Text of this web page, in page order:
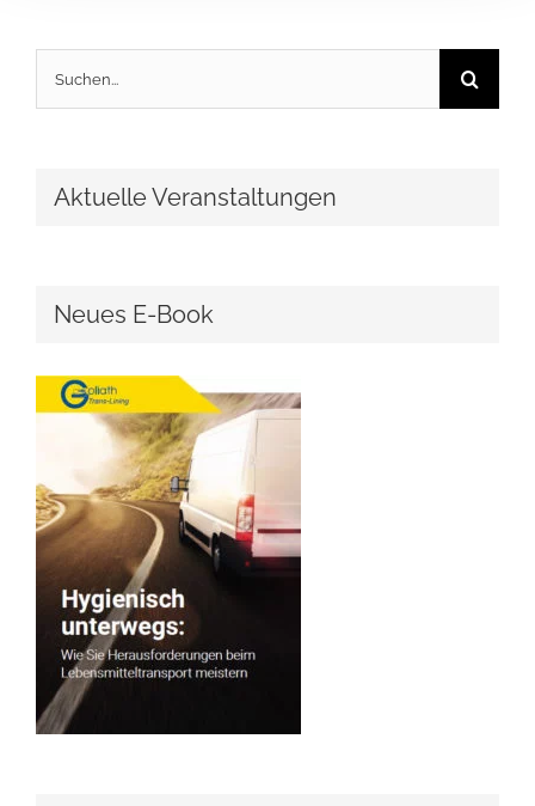
Suche
nach:
Aktuelle Veranstaltungen
Neues E-Book